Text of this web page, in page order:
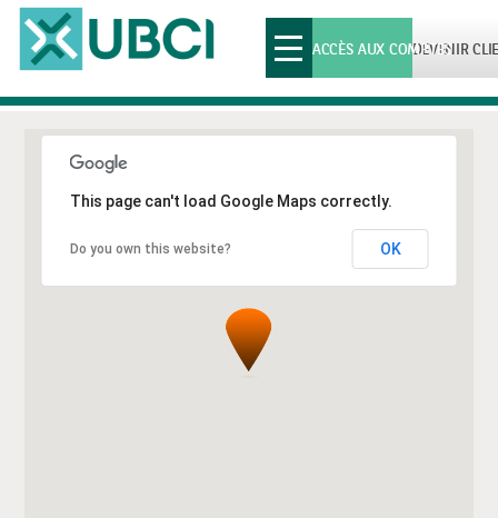
Toggle
navigationDEVENIR
ACCÈS AUX COMPTES
This page can't load Google Maps correctly.
Do you own this website? OK